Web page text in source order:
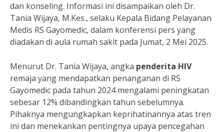
dan konseling. Informasi ini disampaikan oleh Dr.
Tania Wijaya, M.Kes., selaku Kepala Bidang Pelayanan
Medis RS Gayomedic, dalam konferensi pers yang
diadakan di aula rumah sakit pada Jumat, 2 Mei 2025.
Menurut Dr. Tania Wijaya, angka penderita HIV
remaja yang mendapatkan penanganan di RS
Gayomedic pada tahun 2024 mengalami peningkatan
sebesar 12% dibandingkan tahun sebelumnya.
Pihaknya mengungkapkan keprihatinannya atas tren
ini dan menekankan pentingnya upaya pencegahan